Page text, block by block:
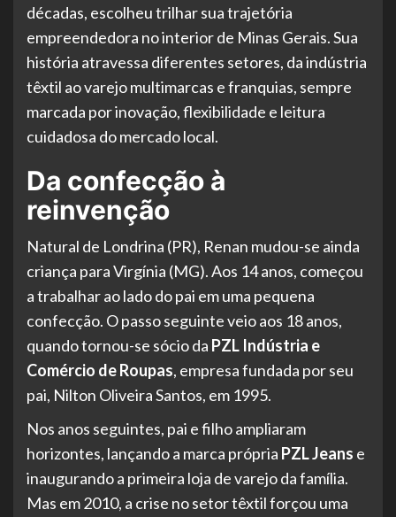
décadas, escolheu trilhar sua trajetória
empreendedora no interior de Minas Gerais. Sua
história atravessa diferentes setores, da indústria
têxtil ao varejo multimarcas e franquias, sempre
marcada por inovação, flexibilidade e leitura
cuidadosa do mercado local.
Da confecção à
reinvenção
Natural de Londrina (PR), Renan mudou-se ainda
criança para Virgínia (MG). Aos 14 anos, começou
a trabalhar ao lado do pai em uma pequena
confecção. O passo seguinte veio aos 18 anos,
quando tornou-se sócio da PZL Indústria e
Comércio de Roupas, empresa fundada por seu
pai, Nilton Oliveira Santos, em 1995.
Nos anos seguintes, pai e filho ampliaram
horizontes, lançando a marca própria PZL Jeans e
inaugurando a primeira loja de varejo da família.
Mas em 2010, a crise no setor têxtil forçou uma